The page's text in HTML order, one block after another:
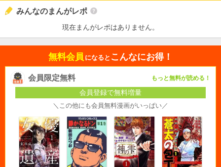
みんなのまんがレポ
現在まんがレポはありません。
無料会員 になると こんなにお得！
会員限定無料 もっと無料が読める！
会員登録で無料増量
＼この他にも会員無料漫画がいっぱい／